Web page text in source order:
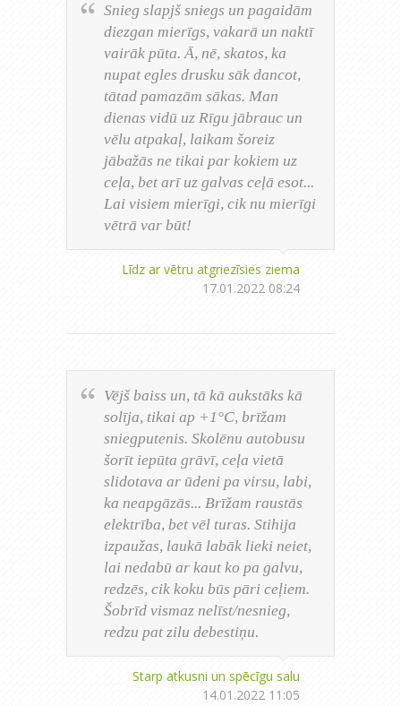
Snieg slapjš sniegs un pagaidām
diezgan mierīgs, vakarā un naktī
vairāk pūta. Ā, nē, skatos, ka
nupat egles drusku sāk dancot,
tātad pamazām sākas. Man
dienas vidū uz Rīgu jābrauc un
vēlu atpakaļ, laikam šoreiz
jābažās ne tikai par kokiem uz
ceļa, bet arī uz galvas ceļā esot...
Lai visiem mierīgi, cik nu mierīgi
vētrā var būt!
Līdz ar vētru atgriezīsies ziema
17.01.2022 08:24
Vējš baiss un, tā kā aukstāks kā
solīja, tikai ap +1°C, brīžam
sniegputenis. Skolēnu autobusu
šorīt iepūta grāvī, ceļa vietā
slidotava ar ūdeni pa virsu, labi,
ka neapgāzās... Brīžam raustās
elektrība, bet vēl turas. Stihija
izpaužas, laukā labāk lieki neiet,
lai nedabū ar kaut ko pa galvu,
redzēs, cik koku būs pāri ceļiem.
Šobrīd vismaz nelīst/nesnieg,
redzu pat zilu debestiņu.
Starp atkusni un spēcīgu salu
14.01.2022 11:05